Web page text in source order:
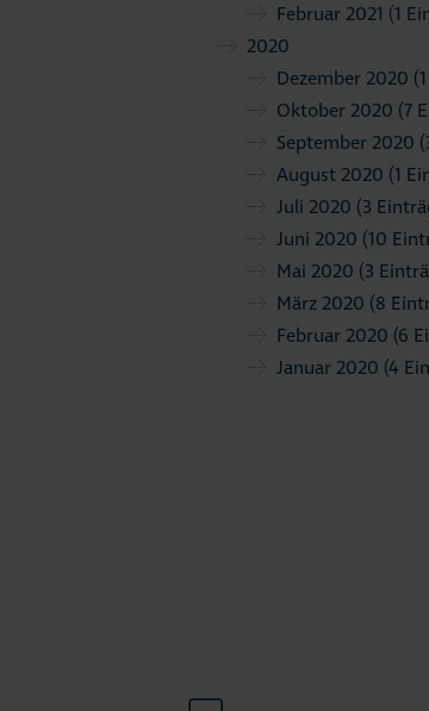
Februar 2021 (1
2020
Dezember 2020
Oktober 2020 (7
September 2020
August 2020 (1
Juli 2020 (3
Juni 2020 (10
Mai 2020 (3
März 2020 (8
Februar 2020 (6
Januar 2020 (4